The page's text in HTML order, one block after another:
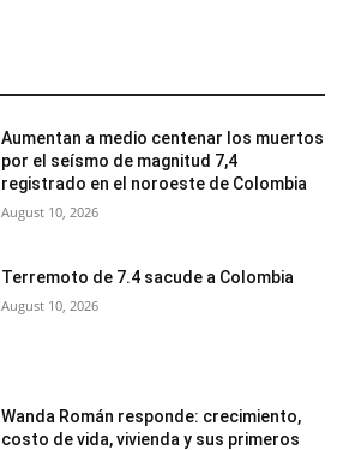
Aumentan a medio centenar los muertos
por el seísmo de magnitud 7,4
registrado en el noroeste de Colombia
August 10, 2026
Terremoto de 7.4 sacude a Colombia
August 10, 2026
Wanda Román responde: crecimiento,
costo de vida, vivienda y sus primeros